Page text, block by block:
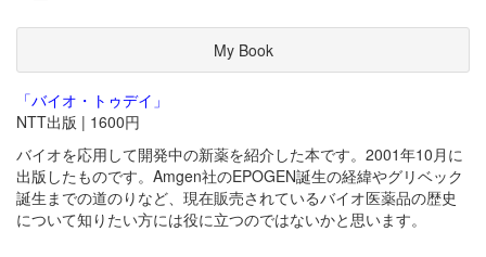
My Book
「バイオ・トゥデイ」
NTT出版 | 1600円
バイオを応用して開発中の新薬を紹介した本です。2001年10月に
出版したものです。Amgen社のEPOGEN誕生の経緯やグリベック
誕生までの道のりなど、現在販売されているバイオ医薬品の歴史
について知りたい方には役に立つのではないかと思います。